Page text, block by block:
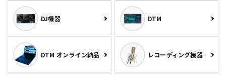
DJ機器 DTM
DTM オンライン納品 レコーディング機器